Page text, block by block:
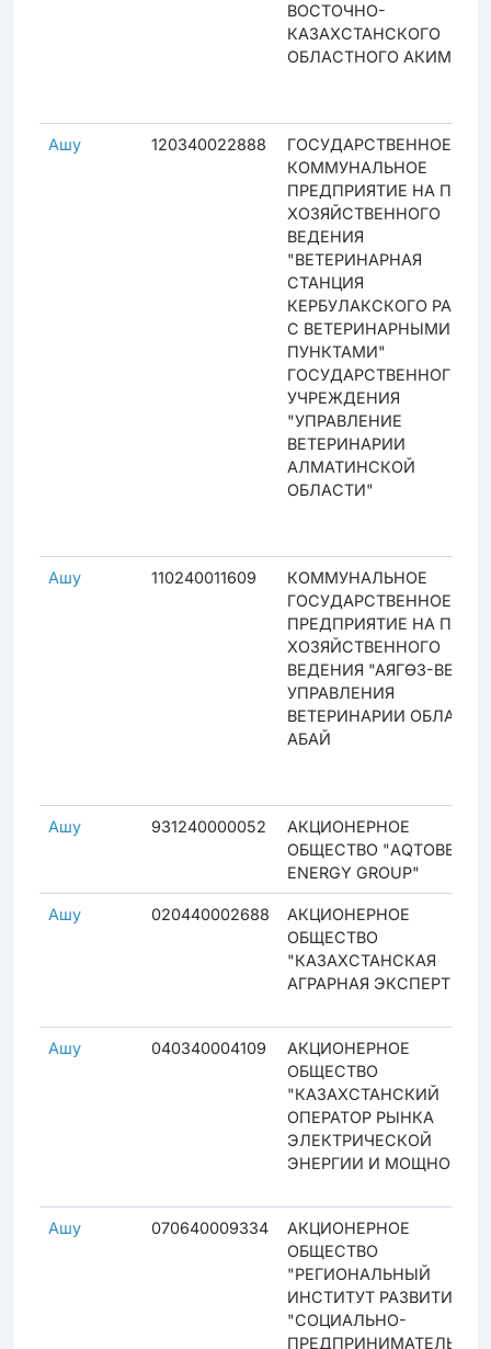
ВОСТОЧНО-
КАЗАХСТАНСКОГО
ОБЛАСТНОГО АКИМАТА
Ашу 120340022888
ГОСУДАРСТВЕННОЕ
КОММУНАЛЬНОЕ
ПРЕДПРИЯТИЕ НА ПРАВЕ
ХОЗЯЙСТВЕННОГО
ВЕДЕНИЯ
"ВЕТЕРИНАРНАЯ
СТАНЦИЯ
КЕРБУЛАКСКОГО
С ВЕТЕРИНАРНЫМИ
ПУНКТАМИ"
ГОСУДАРСТВЕННОГО
УЧРЕЖДЕНИЯ
"УПРАВЛЕНИЕ
ВЕТЕРИНАРИИ
АЛМАТИНСКОЙ
ОБЛАСТИ"
Ашу 110240011609
КОММУНАЛЬНОЕ
ГОСУДАРСТВЕННОЕ
ПРЕДПРИЯТИЕ НА ПРАВЕ
ХОЗЯЙСТВЕННОГО
ВЕДЕНИЯ "АЯГӨЗ-ВЕТ"
УПРАВЛЕНИЯ
ВЕТЕРИНАРИИ ОБЛАСТИ
АБАЙ
Ашу 931240000052
АКЦИОНЕРНОЕ
ОБЩЕСТВО "AQTOBE SU-
ENERGY GROUP"
Ашу 020440002688
АКЦИОНЕРНОЕ
ОБЩЕСТВО
"КАЗАХСТАНСКАЯ
АГРАРНАЯ ЭКСПЕРТИЗА"
Ашу 040340004109
АКЦИОНЕРНОЕ
ОБЩЕСТВО
"КАЗАХСТАНСКИЙ
ОПЕРАТОР РЫНКА
ЭЛЕКТРИЧЕСКОЙ
ЭНЕРГИИ И МОЩНОСТИ"
Ашу 070640009334
АКЦИОНЕРНОЕ
ОБЩЕСТВО
"РЕГИОНАЛЬНЫЙ
ИНСТИТУТ РАЗВИТИЯ
"СОЦИАЛЬНО-